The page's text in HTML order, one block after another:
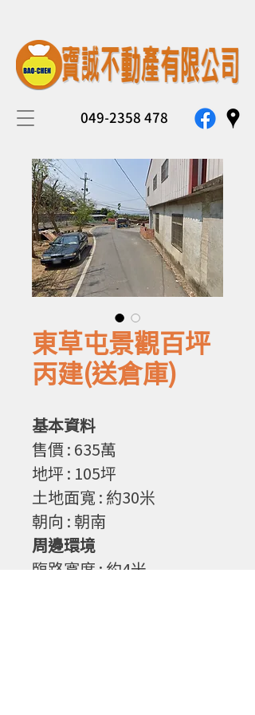
049-2358 478
東草屯景觀百坪
丙建(送倉庫)
基本資料
售價 : 635萬
地坪 : 105坪
土地面寬 : 約30米
朝向 : 朝南
周邊環境
臨路寬度 : 約4米